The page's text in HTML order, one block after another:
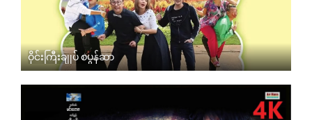
ဝိုင်းကြီးချုပ် စပွန်ဆာ